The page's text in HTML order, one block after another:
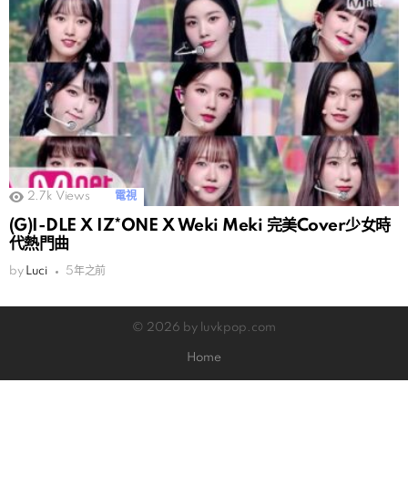
2.7k Views 電視
(G)I-DLE X IZ*ONE X Weki Meki 完美Cover少女時
代熱門曲
by Luci 5年之前
© 2026 by luvkpop.com
Home